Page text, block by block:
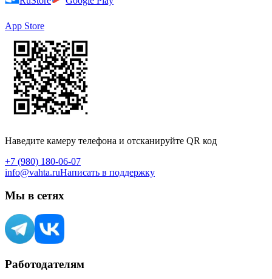
App Store
Наведите камеру телефона и отсканируйте QR код
+7 (980) 180-06-07
info@vahta.ruНаписать в поддержку
Мы в сетях
Работодателям